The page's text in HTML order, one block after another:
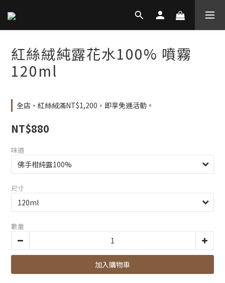
紅絲絨純露花水100% 噴霧
120ml
全店，紅絲絨滿NT$1,200，即享免運活動。
NT$880
味道
尺寸
數量
加入購物車